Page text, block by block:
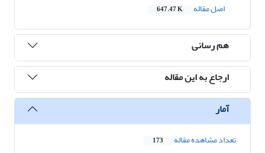
اصل مقاله
647.47 K
هم رسانی
ارجاع به این مقاله
آمار
تعداد مشاهده مقاله 173